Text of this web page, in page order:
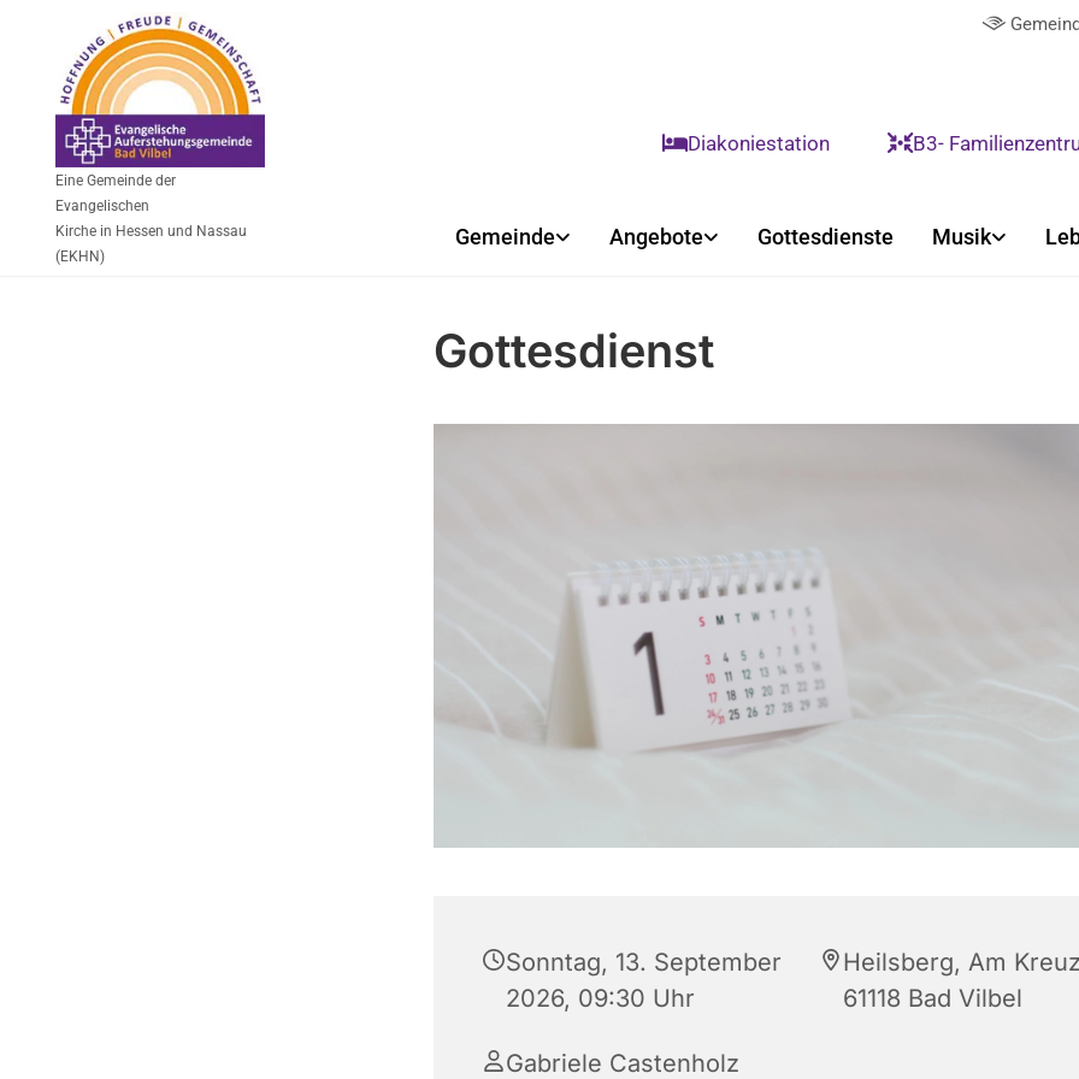
Eine Gemeinde der
Evangelischen
Kirche in Hessen und Nassau
(EKHN)

Diakoniestation B3-
Gemeinde Angebote Gottesdienste Musik
Gottesdienst
Sonntag, 13. September
2026, 09:30 Uhr
Heilsberg, Am
61118 Bad Vilbel
Gabriele Castenholz